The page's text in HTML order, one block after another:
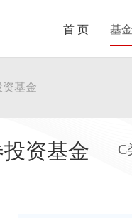
首 页 基
基金
资基金
C